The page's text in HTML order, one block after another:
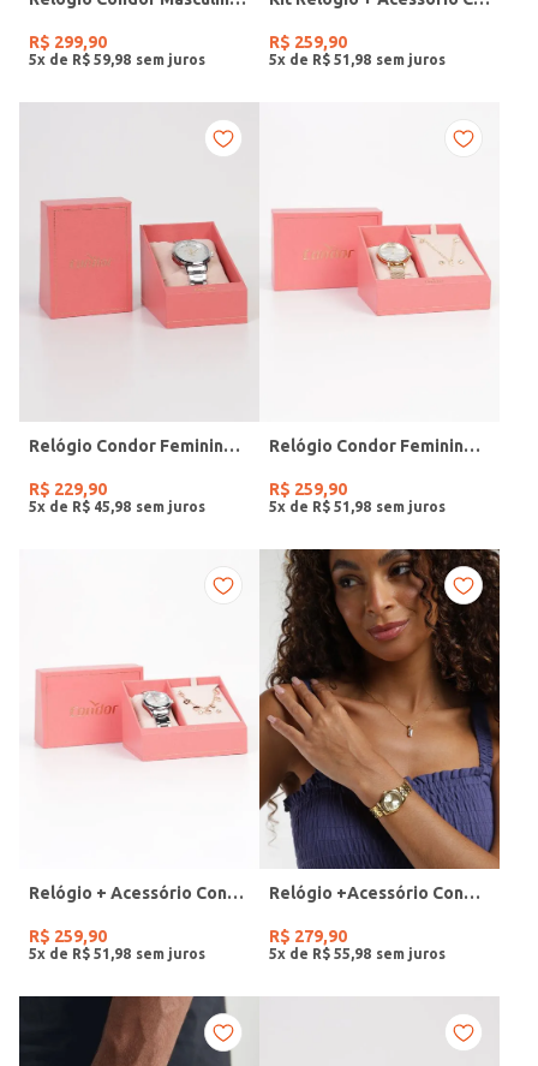
R$ 299,90
5x de R$ 59 98
R$ 259,90
5x de R$ 51 98
Relógio Condor Feminino PRATA
R$ 229,90
5x de R$ 45 98
Relógio Condor Feminino DOURADO
R$ 259,90
5x de R$ 51 98
Relógio + Acessório Condor Feminino PRATA
R$ 259,90
5x de R$ 51 98
Relógio +Acessório Condor Feminino DOURADO
R$ 279,90
5x de R$ 55 98